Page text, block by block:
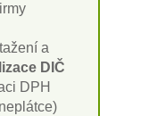
a
DIČ
DPH